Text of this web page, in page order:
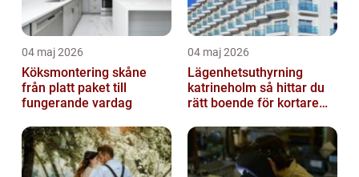
04 maj 2026
Köksmontering skåne
från platt paket till
fungerande vardag
04 maj 2026
Lägenhetsuthyrning
katrineholm så hittar du
rätt boende för kortare